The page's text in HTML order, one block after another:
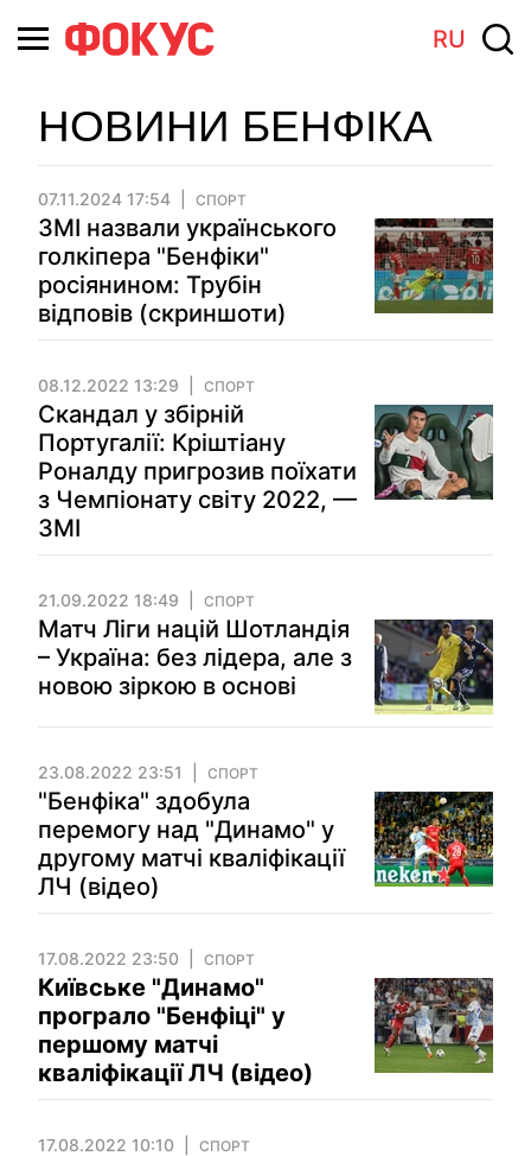
RU
НОВИНИ БЕНФІКА
07.11.2024 17:54 СПОРТ
ЗМІ назвали українського
голкіпера "Бенфіки"
росіянином: Трубін
відповів (скриншоти)
08.12.2022 13:29 СПОРТ
Скандал у збірній
Португалії: Кріштіану
Роналду пригрозив поїхати
з Чемпіонату світу 2022, —
ЗМІ
21.09.2022 18:49 СПОРТ
Матч Ліги націй Шотландія
– Україна: без лідера, але з
новою зіркою в основі
23.08.2022 23:51 СПОРТ
"Бенфіка" здобула
перемогу над "Динамо" у
другому матчі кваліфікації
ЛЧ (відео)
17.08.2022 23:50 СПОРТ
Київське "Динамо"
програло "Бенфіці" у
першому матчі
кваліфікації ЛЧ (відео)
17.08.2022 10:10 СПОРТ